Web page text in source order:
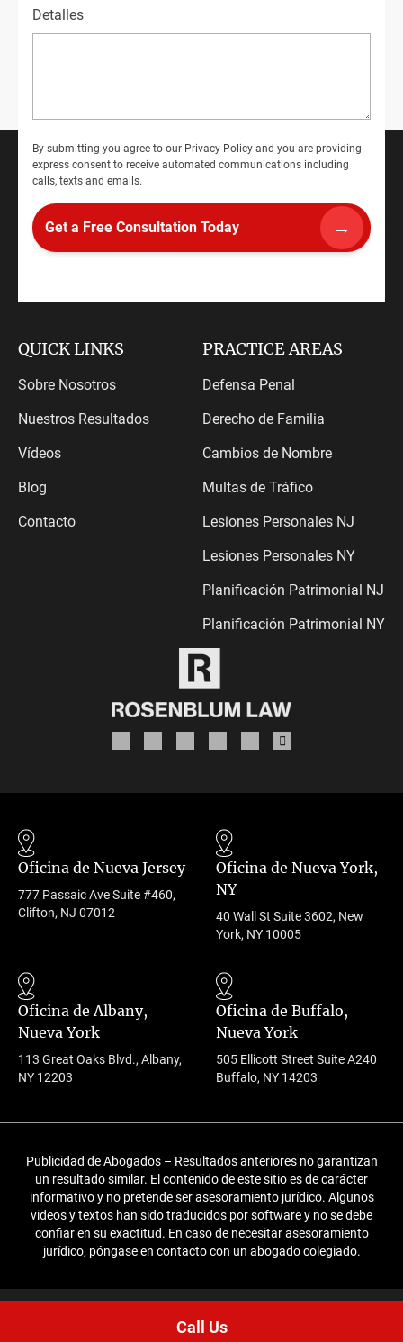
Detalles
By submitting you agree to our Privacy Policy and you are providing
express consent to receive automated communications including
calls, texts and emails.
QUICK LINKS
Sobre Nosotros
Nuestros Resultados
Vídeos
Blog
Contacto
PRACTICE AREAS
Defensa Penal
Derecho de Familia
Cambios de Nombre
Multas de Tráfico
Lesiones Personales NJ
Lesiones Personales NY
Planificación Patrimonial NJ
Planificación Patrimonial NY
Oficina de Nueva Jersey
777 Passaic Ave Suite #460,
Clifton, NJ 07012
Oficina de Nueva York,
NY
40 Wall St Suite 3602, New
York, NY 10005
Oficina de Albany,
Nueva York
113 Great Oaks Blvd., Albany,
NY 12203
Oficina de Buffalo,
Nueva York
505 Ellicott Street Suite A240
Buffalo, NY 14203
Publicidad de Abogados – Resultados anteriores no garantizan
un resultado similar. El contenido de este sitio es de carácter
informativo y no pretende ser asesoramiento jurídico. Algunos
videos y textos han sido traducidos por software y no se debe
confiar en su exactitud. En caso de necesitar asesoramiento
jurídico, póngase en contacto con un abogado colegiado.
© 2026 Rosenblum Law. All rights reserved.
Call Us